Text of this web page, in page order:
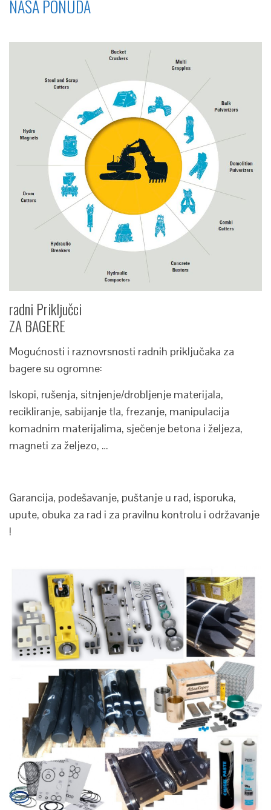
NAŠA PONUDA
radni Priključci
ZA BAGERE
Mogućnosti i raznovrsnosti radnih priključaka za
bagere su ogromne:
Iskopi, rušenja, sitnjenje/drobljenje materijala,
recikliranje, sabijanje tla, frezanje, manipulacija
komadnim materijalima, sječenje betona i željeza,
magneti za željezo, …
Garancija, podešavanje, puštanje u rad, isporuka,
upute, obuka za rad i za pravilnu kontrolu i održavanje
!